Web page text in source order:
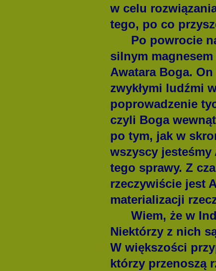
w celu
tego, po co
Po powrocie
silnym
Awatara Boga. On
zwykłymi ludźmi
poprowadzenie
czyli Boga
po tym, jak w
wszyscy jesteśmy
tego sprawy. Z
rzeczywiście jest
materializacji
Wiem, że w
Niektórzy z nich
W większości
którzy przenoszą